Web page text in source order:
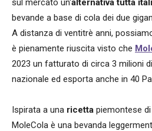
sul mercato un'alternativa tutta
bevande a base di cola dei due
A distanza di ventitrè anni,
è pienamente riuscita visto che
2023 un fatturato di circa 3 milioni
nazionale ed esporta anche in 40
Ispirata a una ricetta piemontese
MoleCola è una bevanda